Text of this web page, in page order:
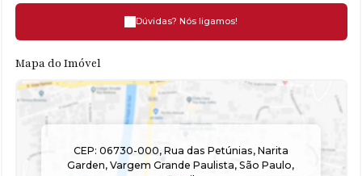
Dúvidas? Nós ligamos!
Mapa do Imóvel
CEP: 06730-000, Rua das Petúnias, Narita
Garden,Vargem Grande Paulista,São Paulo,